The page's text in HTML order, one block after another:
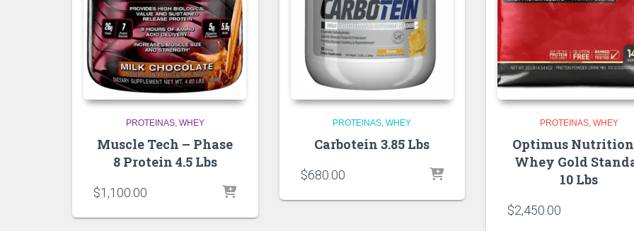
PROTEINAS WHEY
Muscle Tech – Phase
8 Protein 4.5 Lbs
$1,100.00
PROTEINAS WHEY
Carbotein 3.85 Lbs
$680.00
PROTEINAS WHEY
Optimus
Whey Gold
10 Lbs
$2,450.00